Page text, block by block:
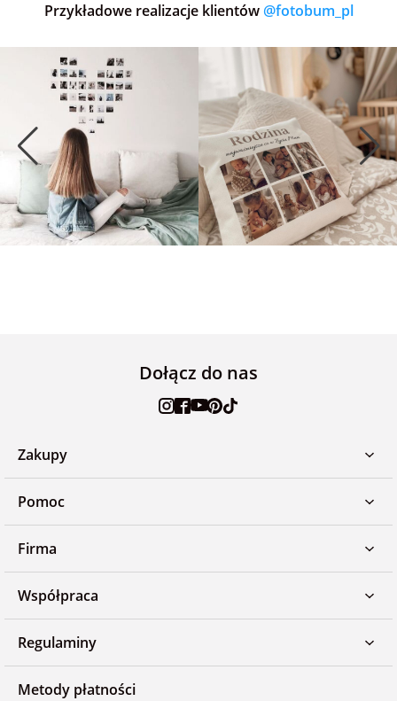
Przykładowe realizacje klientów @fotobum_pl
Dołącz do nas
Zakupy
Pomoc
Firma
Współpraca
Regulaminy
Metody płatności